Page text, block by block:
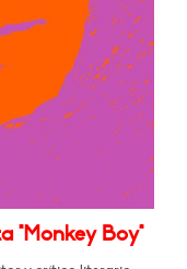
"Monkey Boy"